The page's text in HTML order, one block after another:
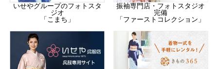
いせやグループのフォトスタ
ジオ
「こまち」
振袖専門店・フォトスタジオ
完備
「ファーストコレクション」